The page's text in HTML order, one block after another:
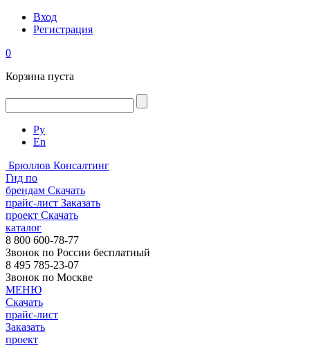
Вход
Регистрация
0
Корзина пуста
Ру
En
Брюллов Консалтинг
Гид по
брендам Скачать
прайс-лист Заказать
проект Скачать
каталог
8 800 600-78-77
Звонок по России бесплатный
8 495 785-23-07
Звонок по Москве
МЕНЮ
Скачать
прайс-лист
Заказать
проект